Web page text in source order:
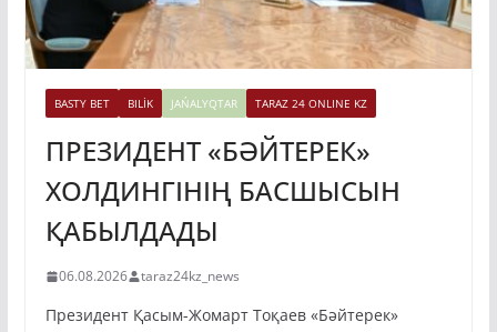
BASTY BET BILİK JAŃALYQTAR TARAZ 24 ONLINE KZ
ПРЕЗИДЕНТ «БӘЙТЕРЕК»
ХОЛДИНГІНІҢ БАСШЫСЫН
ҚАБЫЛДАДЫ
06.08.2026 taraz24kz_news
Президент Қасым-Жомарт Тоқаев «Бәйтерек»